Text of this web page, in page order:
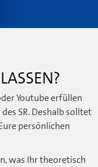
Youtube erfüllen
SR. Deshalb solltet
persönlichen
was Ihr theoretisch